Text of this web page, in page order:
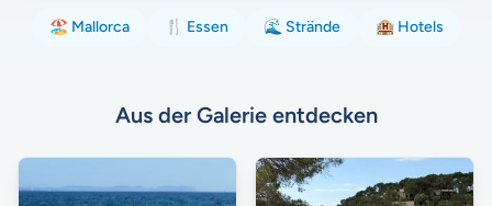
🏖️ Mallorca 🍴 Essen 🌊 Strände 🏨 Hotels
Aus der Galerie entdecken